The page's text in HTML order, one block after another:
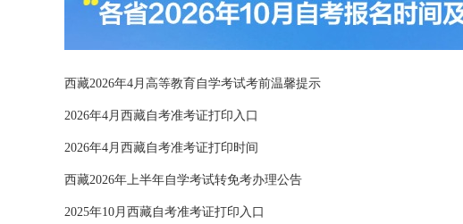
西藏2026年4月高等教育自学考试考前温馨提示
2026年4月西藏自考准考证打印入口
2026年4月西藏自考准考证打印时间
西藏2026年上半年自学考试转免考办理公告
2025年10月西藏自考准考证打印入口